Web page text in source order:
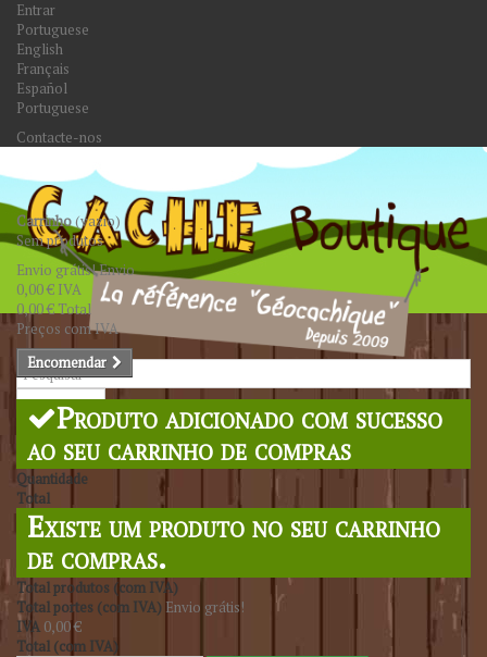
Entrar
Portuguese
English
Français
Español
Portuguese
Contacte-nos
Pesquisar
Carrinho(vazio)
Sem produtos
Envio grátis!Envio
0,00 € IVA
0,00 €Total
Preços com IVA
Encomendar
Produto adicionado com sucesso
ao seu carrinho de compras
Quantidade
Total
Existe um produto no seu carrinho
de compras.
Total produtos (com IVA)
Total portes (com IVA) Envio grátis!
IVA 0,00 €
Total (com IVA)